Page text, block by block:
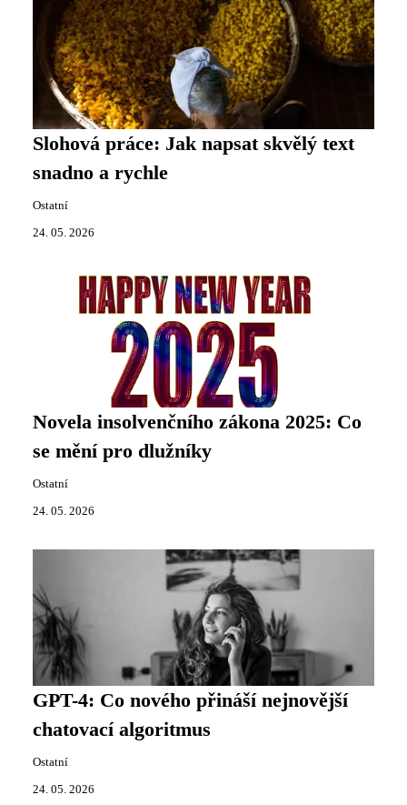
Slohová práce: Jak napsat skvělý text
snadno a rychle
Ostatní
24. 05. 2026
Novela insolvenčního zákona 2025: Co
se mění pro dlužníky
Ostatní
24. 05. 2026
GPT-4: Co nového přináší nejnovější
chatovací algoritmus
Ostatní
24. 05. 2026